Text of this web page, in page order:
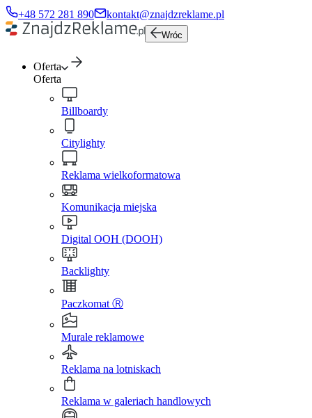
+48 572 281 890 kontakt@znajdzreklame.pl
Wróc
Oferta
Oferta
Billboardy
Citylighty
Reklama wielkoformatowa
Komunikacja miejska
Digital OOH (DOOH)
Backlighty
Paczkomat Ⓡ
Murale reklamowe
Reklama na lotniskach
Reklama w galeriach handlowych